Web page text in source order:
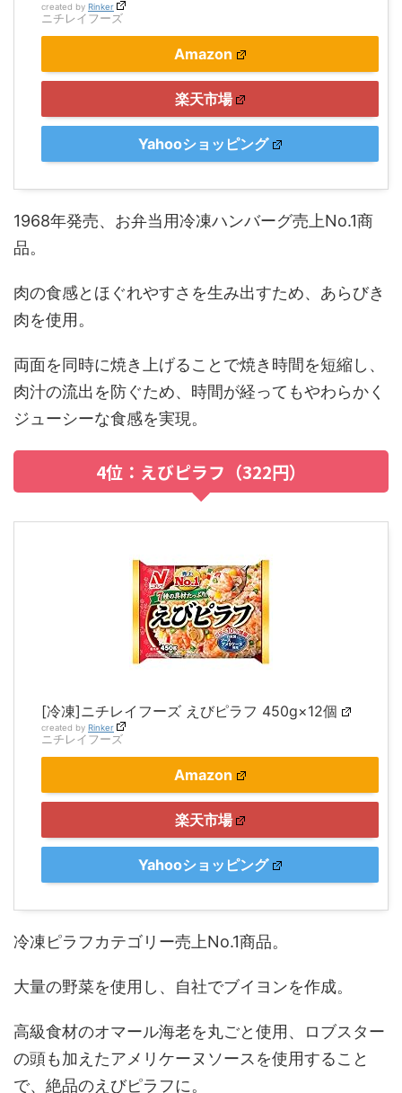
created by Rinker
ニチレイフーズ
Amazon
楽天市場
Yahooショッピング
1968年発売、お弁当用冷凍ハンバーグ売上No.1商
品。
肉の食感とほぐれやすさを生み出すため、あらびき
肉を使用。
両面を同時に焼き上げることで焼き時間を短縮し、
肉汁の流出を防ぐため、時間が経ってもやわらかく
ジューシーな食感を実現。
4位：えびピラフ（322円）
[冷凍]ニチレイフーズ えびピラフ 450g×12個
created by Rinker
ニチレイフーズ
Amazon
楽天市場
Yahooショッピング
冷凍ピラフカテゴリー売上No.1商品。
大量の野菜を使用し、自社でブイヨンを作成。
高級食材のオマール海老を丸ごと使用、ロブスター
の頭も加えたアメリケーヌソースを使用すること
で、絶品のえびピラフに。